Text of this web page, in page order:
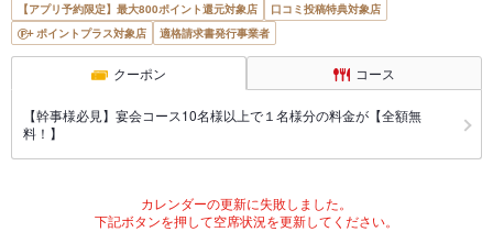
【アプリ予約限定】最大800ポイント還元対象店
口コミ投稿特典対象店
ポイントプラス対象店
適格請求書発行事業者
クーポン コース
【幹事様必見】宴会コース10名様以上で１名様分の料金が【全額無
料！】
カレンダーの更新に失敗しました。
下記ボタンを押して空席状況を更新してください。